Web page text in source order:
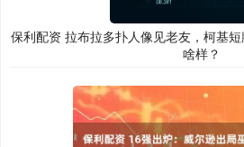
保利配资 拉布拉多扑人像见老友，柯基
啥样？